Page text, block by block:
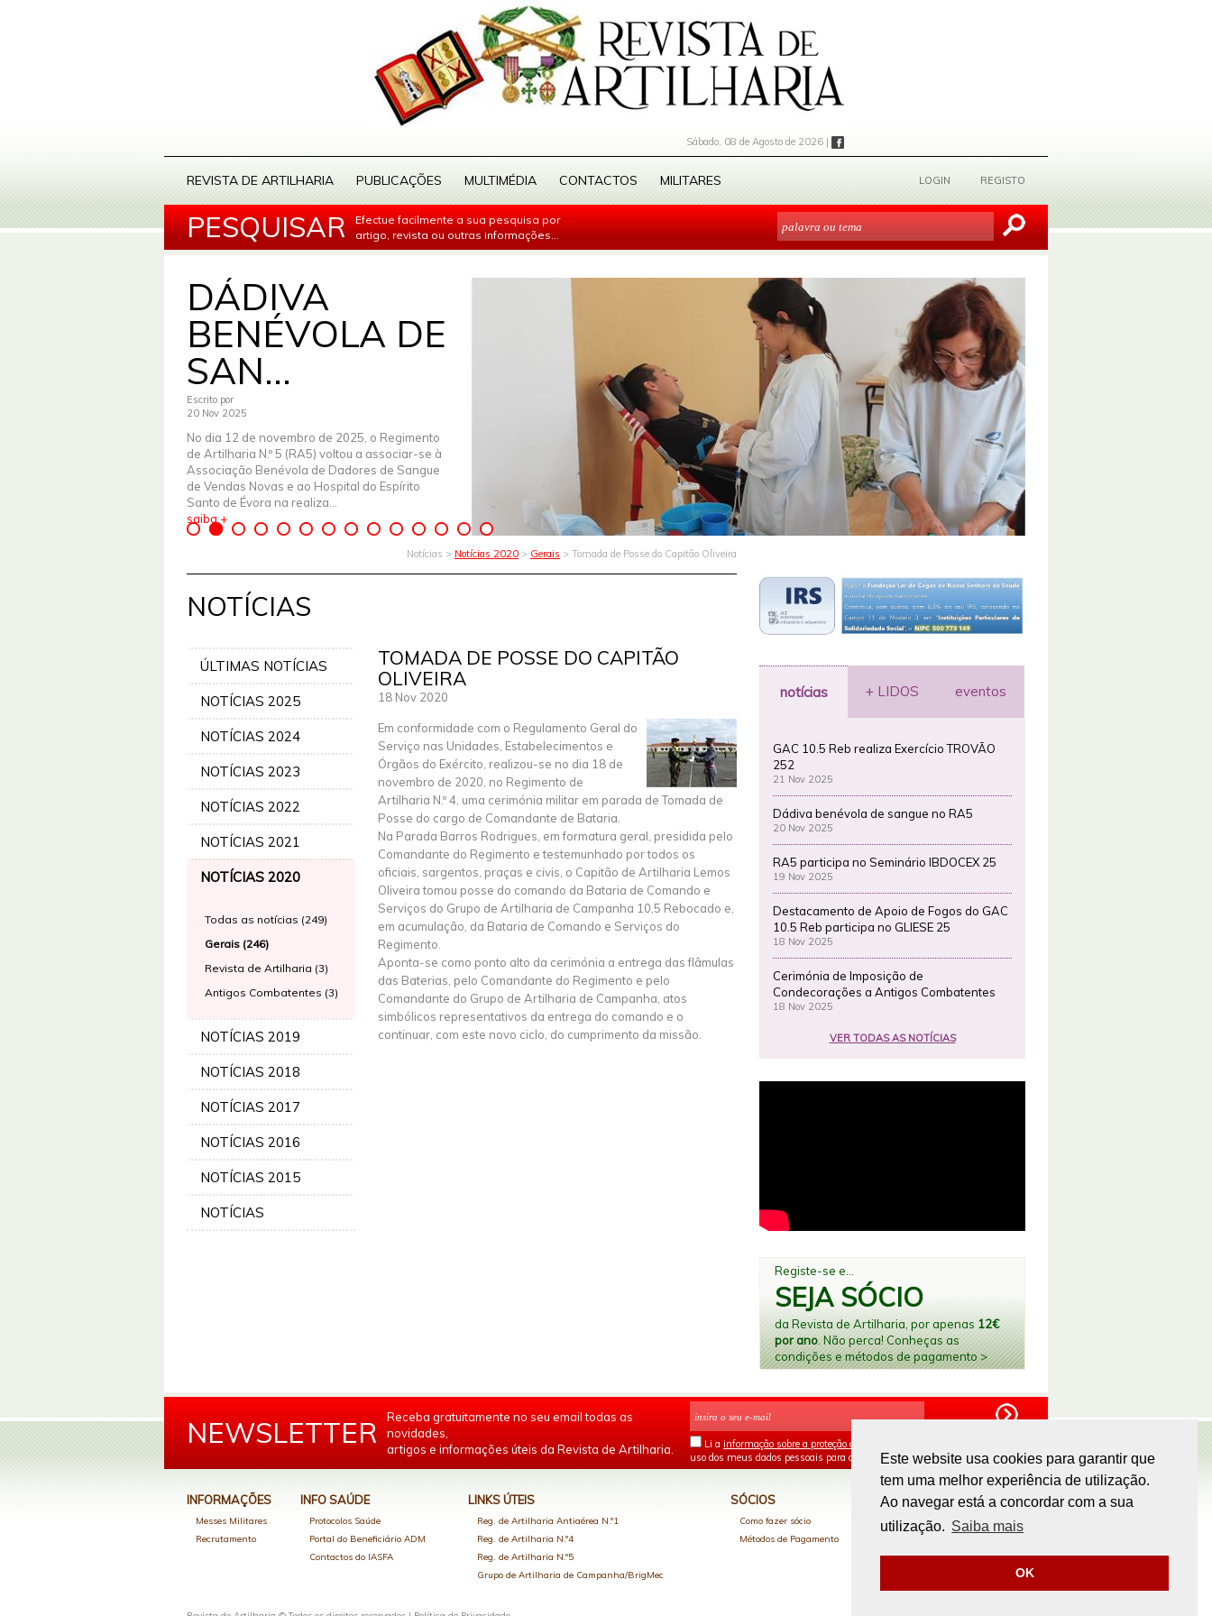
Este website usa cookies para garantir que
tem uma melhor experiência de utilização.
Ao navegar está a concordar com a sua
utilização. Saiba mais
OK
Sábado, 08 de Agosto de 2026 |
REVISTA DE ARTILHARIA PUBLICAÇÕES MULTIMÉDIA CONTACTOS MILITARES LOGIN REGISTO
PESQUISAR
Efectue facilmente a sua pesquisa por
artigo, revista ou outras informações...
DÁDIVA
BENÉVOLA DE
SAN...
Escrito por
20 Nov 2025
No dia 12 de novembro de 2025, o Regimento
de Artilharia N.º 5 (RA5) voltou a associar-se à
Associação Benévola de Dadores de Sangue
de Vendas Novas e ao Hospital do Espírito
Santo de Évora na realiza...
saiba +
Notícias > Notícias 2020 > Gerais > Tomada de Posse do Capitão Oliveira
NOTÍCIAS
ÚLTIMAS NOTÍCIAS
NOTÍCIAS 2025
NOTÍCIAS 2024
NOTÍCIAS 2023
NOTÍCIAS 2022
NOTÍCIAS 2021
NOTÍCIAS 2020
Todas as notícias (249)
Gerais (246)
Revista de Artilharia (3)
Antigos Combatentes (3)
NOTÍCIAS 2019
NOTÍCIAS 2018
NOTÍCIAS 2017
NOTÍCIAS 2016
NOTÍCIAS 2015
NOTÍCIAS
TOMADA DE POSSE DO CAPITÃO
OLIVEIRA
18 Nov 2020
Em conformidade com o Regulamento Geral do
Serviço nas Unidades, Estabelecimentos e
Órgãos do Exército, realizou-se no dia 18 de
novembro de 2020, no Regimento de
Artilharia N.º 4, uma cerimónia militar em parada de Tomada de
Posse do cargo de Comandante de Bataria.
Na Parada Barros Rodrigues, em formatura geral, presidida pelo
Comandante do Regimento e testemunhado por todos os
oficiais, sargentos, praças e civis, o Capitão de Artilharia Lemos
Oliveira tomou posse do comando da Bataria de Comando e
Serviços do Grupo de Artilharia de Campanha 10,5 Rebocado e,
em acumulação, da Bataria de Comando e Serviços do
Regimento.
Aponta-se como ponto alto da cerimónia a entrega das flâmulas
das Baterias, pelo Comandante do Regimento e pelo
Comandante do Grupo de Artilharia de Campanha, atos
simbólicos representativos da entrega do comando e o
continuar, com este novo ciclo, do cumprimento da missão.
notícias + LIDOS eventos
GAC 10.5 Reb realiza Exercício TROVÃO
252
21 Nov 2025
Dádiva benévola de sangue no RA5
20 Nov 2025
RA5 participa no Seminário IBDOCEX 25
19 Nov 2025
Destacamento de Apoio de Fogos do GAC
10.5 Reb participa no GLIESE 25
18 Nov 2025
Cerimónia de Imposição de
Condecorações a Antigos Combatentes
18 Nov 2025
VER TODAS AS NOTÍCIAS
Registe-se e...
SEJA SÓCIO
da Revista de Artilharia, por apenas 12€
por ano. Não perca! Conheças as
condições e métodos de pagamento >
NEWSLETTER
Receba gratuitamente no seu email todas as
novidades,
artigos e informações úteis da Revista de Artilharia.
Li a informação sobre a proteção de dados
uso dos meus dados pessoais para os fins mencionados.
INFORMAÇÕES
Messes Militares
Recrutamento
INFO SAÚDE
Protocolos Saúde
Portal do Beneficiário ADM
Contactos do IASFA
LINKS ÚTEIS
Reg. de Artilharia Antiaérea N.º1
Reg. de Artilharia N.º4
Reg. de Artilharia N.º5
Grupo de Artilharia de Campanha/BrigMec
SÓCIOS
Como fazer sócio
Métodos de Pagamento
PAGAMENTOS ONLINE